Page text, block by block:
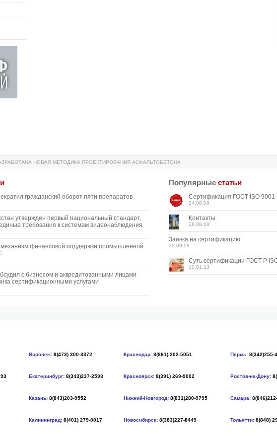
НОВАЯ МЕТОДИКА ПРОЕКТИРОВАНИЯ АСФАЛЬТОБЕТОНА
гражданский оборот пяти препаратов
утвержден первый национальный стандарт,
требования к системам видеонаблюдения
финансовой поддержки промышленной
с бизнесом и аккредитованными лицами
сертификационными услугами
Популярныестатьи
Сертификация ГОСТ ISO
24.08.08
Контакты
28.08.08
Заявка на сертификацию
29.09.08
Суть сертификации ГОСТ Р
10.01.13
Воронеж: 8(473) 300-3372 Краснодар: 8(861) 202-5051 Пермь: 8(342)255-
Екатеринбург: 8(343)237-2593 Красноярск: 8(391) 269-9002 Ростов-на-Дону:
Казань: 8(843)203-9552 Нижний-Новгород: 8(831)280-9795 Самара:
Калининград: 8(401) 279-0017 Новосибирск: 8(383)227-8449 Тольятти: 8(848)